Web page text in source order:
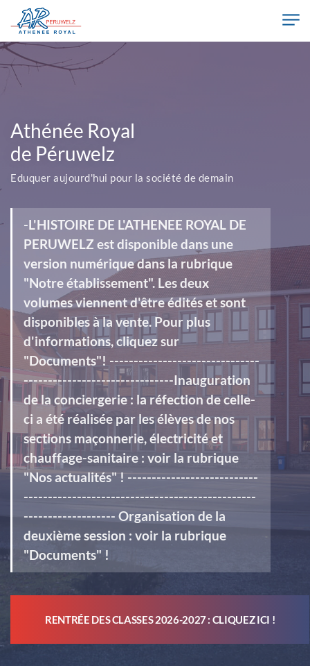
Skip to main content
Athénée Royal de Péruwelz
Athénée Royal
de Péruwelz
Eduquer aujourd'hui pour la société de demain
-L'HISTOIRE DE L'ATHENEE ROYAL DE
PERUWELZ est disponible dans une
version numérique dans la rubrique
"Notre établissement". Les deux
volumes viennent d'être édités et sont
disponibles à la vente. Pour plus
d'informations, cliquez sur
"Documents"! -------------------------------
-------------------------------Inauguration
de la conciergerie : la réfection de celle-
ci a été réalisée par les élèves de nos
sections maçonnerie, électricité et
chauffage-sanitaire : voir la rubrique
"Nos actualités" ! ---------------------------
------------------------------------------------
------------------- Organisation de la
deuxième session : voir la rubrique
"Documents" !
RENTRÉE DES CLASSES 2026-2027 : CLIQUEZ ICI !